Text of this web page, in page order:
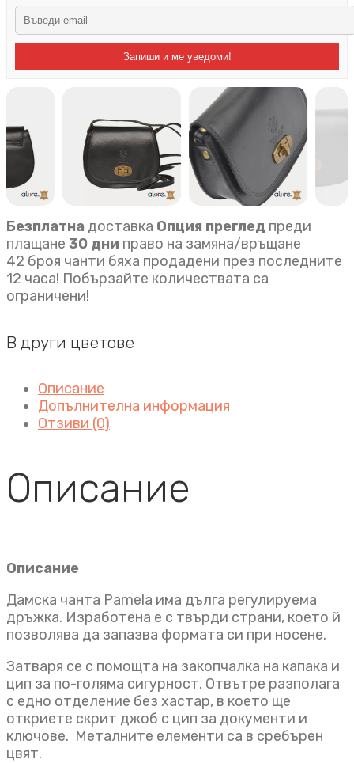
Запиши и ме уведоми!
Безплатна доставка Опция преглед преди
плащане 30 дни право на замяна/връщане
42 броя чанти бяха продадени през последните
12 часа! Побързайте количествата са
ограничени!
В други цветове
Описание
Допълнителна информация
Отзиви (0)
Описание
Описание
Дамска чанта Pamela има дълга регулируема
дръжка. Изработена е с твърди страни, което й
позволява да запазва формата си при носене.
Затваря се с помощта на закопчалка на капака и
цип за по-голяма сигурност. Отвътре разполага
с едно отделение без хастар, в което ще
откриете скрит джоб с цип за документи и
ключове. Металните елементи са в сребърен
цвят.